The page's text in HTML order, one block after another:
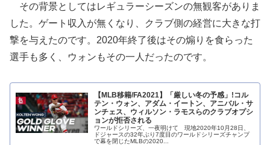
その背景としてはレギュラーシーズンの無観客がありま
した。ゲート収入が無くなり、クラブ側の経営に大きな打
撃を与えたのです。2020年終了後はその煽りを食らった
選手も多く、ウォンもその一人だったのです。
【MLB移籍/FA2021】「厳しい冬の予感」!コル
テン・ウォン、アダム・イートン、アニバル・サ
ンチェス、ウィルソン・ラモスらのクラブオプシ
ョンが拒否される
ワールドシリーズ、一夜明けて 現地2020年10月28日、
ドジャースの32年ぶり7度目のワールドシリーズチャンプ
で幕を閉じたMLBの2020...